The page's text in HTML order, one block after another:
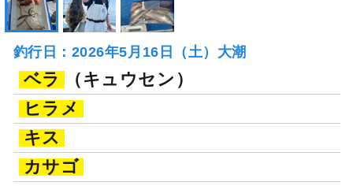
釣行日：2026年5月16日（土）大潮
ベラ
（キュウセン）
ヒラメ
キス
カサゴ